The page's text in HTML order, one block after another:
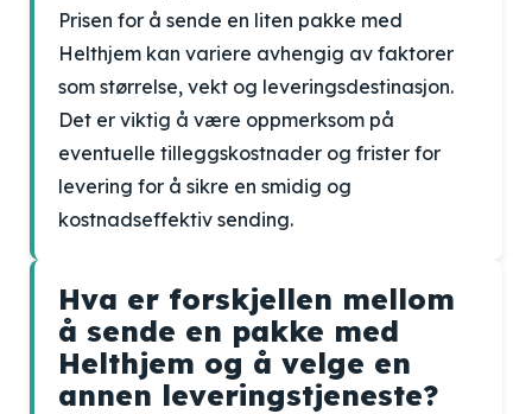
Prisen for å sende en liten pakke med
Helthjem kan variere avhengig av faktorer
som størrelse, vekt og leveringsdestinasjon.
Det er viktig å være oppmerksom på
eventuelle tilleggskostnader og frister for
levering for å sikre en smidig og
kostnadseffektiv sending.
Hva er forskjellen mellom
å sende en pakke med
Helthjem og å velge en
annen leveringstjeneste?